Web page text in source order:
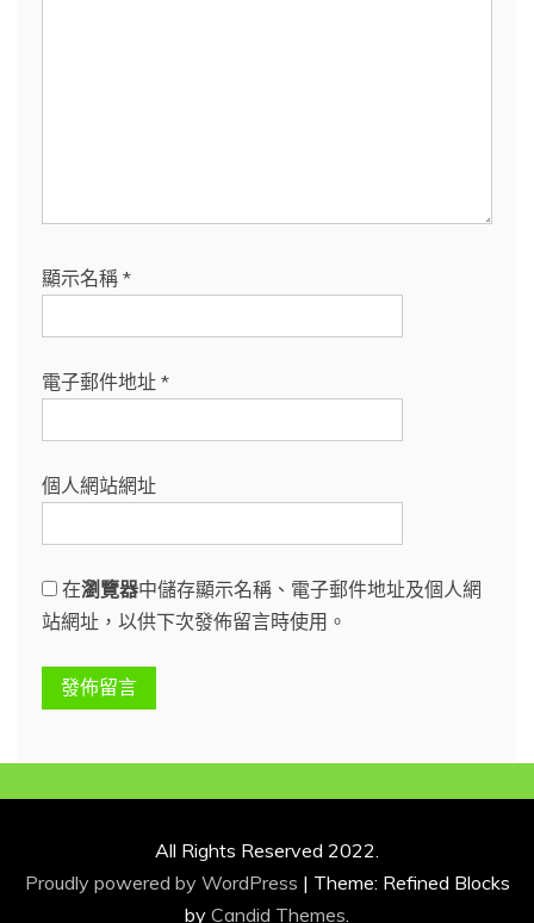
顯示名稱 *
電子郵件地址 *
個人網站網址
在瀏覽器中儲存顯示名稱、電子郵件地址及個人網
站網址，以供下次發佈留言時使用。
All Rights Reserved 2022.
Proudly powered by WordPress | Theme: Refined Blocks
by Candid Themes